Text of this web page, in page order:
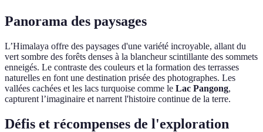
Panorama des paysages
L’Himalaya offre des paysages d'une variété incroyable, allant du
vert sombre des forêts denses à la blancheur scintillante des sommets
enneigés. Le contraste des couleurs et la formation des terrasses
naturelles en font une destination prisée des photographes. Les
vallées cachées et les lacs turquoise comme le Lac Pangong,
capturent l’imaginaire et narrent l'histoire continue de la terre.
Défis et récompenses de l'exploration